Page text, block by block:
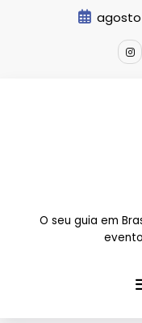
agosto
O seu guia em